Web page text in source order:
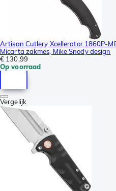
Artisan Cutlery Xcellerator 1860P-
Micarta zakmes, Mike Snody design
€ 130,99
Op voorraad
Vergelijk